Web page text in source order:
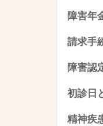
障害年
請求手
障害認
初診日
精神疾